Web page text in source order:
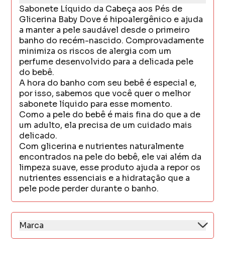
Sabonete Líquido da Cabeça aos Pés de
Glicerina Baby Dove é hipoalergênico e ajuda
a manter a pele saudável desde o primeiro
banho do recém-nascido. Comprovadamente
minimiza os riscos de alergia com um
perfume desenvolvido para a delicada pele
do bebê.
A hora do banho com seu bebê é especial e,
por isso, sabemos que você quer o melhor
sabonete líquido para esse momento.
Como a pele do bebê é mais fina do que a de
um adulto, ela precisa de um cuidado mais
delicado.
Com glicerina e nutrientes naturalmente
encontrados na pele do bebê, ele vai além da
limpeza suave, esse produto ajuda a repor os
nutrientes essenciais e a hidratação que a
pele pode perder durante o banho.
Marca
Dove é uma das marcas de cuidados pessoais